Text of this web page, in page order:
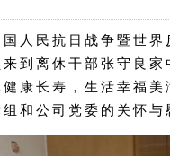
人民抗日战争暨世
到离休干部张守良
康长寿，生活幸福
和公司党委的关怀与